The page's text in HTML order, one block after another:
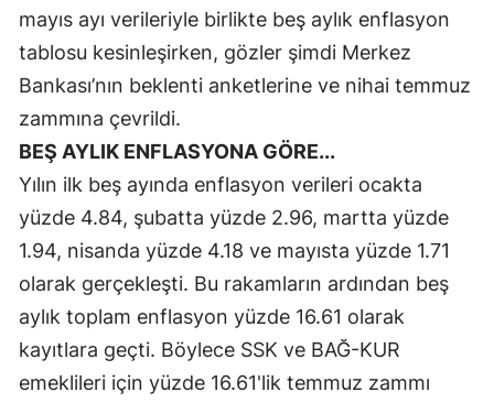
Kastamonu
Kayseri
Kırşehir
Kocaeli
Konya
Kütahya
Malatya
Manisa
mayıs ayı verileriyle birlikte beş aylık enflasyon
tablosu kesinleşirken, gözler şimdi Merkez
Bankası’nın beklenti anketlerine ve nihai temmuz
zammına çevrildi.
BEŞ AYLIK ENFLASYONA GÖRE...
Yılın ilk beş ayında enflasyon verileri ocakta
yüzde 4.84, şubatta yüzde 2.96, martta yüzde
1.94, nisanda yüzde 4.18 ve mayısta yüzde 1.71
olarak gerçekleşti. Bu rakamların ardından beş
aylık toplam enflasyon yüzde 16.61 olarak
kayıtlara geçti. Böylece SSK ve BAĞ-KUR
emeklileri için yüzde 16.61'lik temmuz zammı